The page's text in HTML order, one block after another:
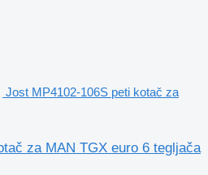
Jost MP4102-106S peti kotač za
za MAN TGX euro 6 tegljača